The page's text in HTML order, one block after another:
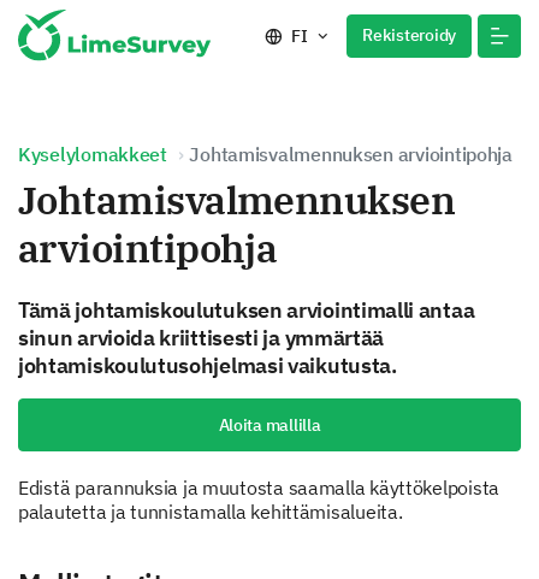
FI Rekisteroidy
Kyselylomakkeet Johtamisvalmennuksen arviointipohja
Johtamisvalmennuksen
arviointipohja
Tämä johtamiskoulutuksen arviointimalli antaa
sinun arvioida kriittisesti ja ymmärtää
johtamiskoulutusohjelmasi vaikutusta.
Aloita mallilla
Edistä parannuksia ja muutosta saamalla käyttökelpoista
palautetta ja tunnistamalla kehittämisalueita.